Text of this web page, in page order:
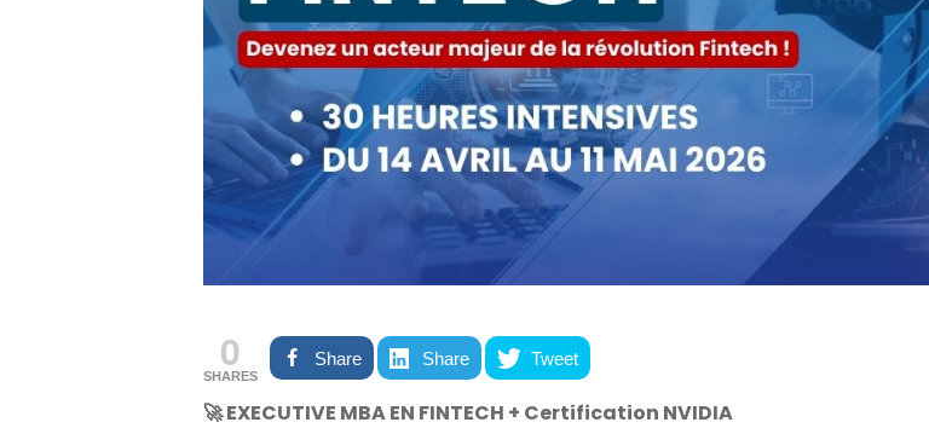
0
SHARES
Share Share Tweet
🚀 EXECUTIVE MBA EN FINTECH + Certification NVIDIA